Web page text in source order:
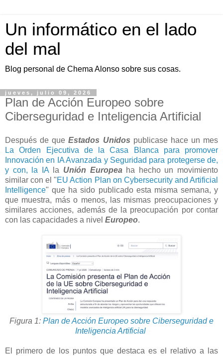
Un informático en el lado
del mal
Blog personal de Chema Alonso sobre sus cosas.
jueves, julio 09, 2026
Plan de Acción Europeo sobre
Ciberseguridad e Inteligencia Artificial
Después de queEstados Unidos publicase hace un mes
La Orden Ejecutiva de la Casa Blanca para promover
Innovación en IA Avanzada y Seguridad para protegerse de,
y con, la IA la Unión Europea ha hecho un movimiento
similar con el "EU Action Plan on Cybersecurity and Artificial
Intelligence" que ha sido publicado esta misma semana, y
que muestra, más o menos, las mismas preocupaciones y
similares acciones, además de la preocupación por contar
con las capacidades a nivel Europeo.
Figura 1: Plan de Acción Europeo sobre Ciberseguridad e
Inteligencia Artificial
El primero de los puntos que destaca es el relativo a las